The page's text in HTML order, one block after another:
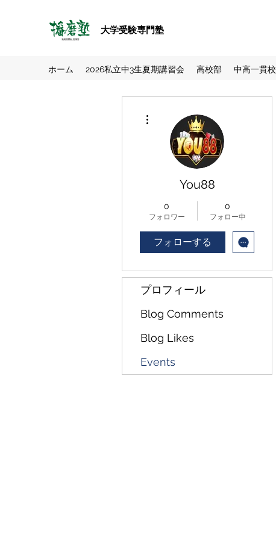
大学受験専門塾
ホーム 2026私立中3生夏期講習会 高校部 中高一貫校
You88
0
フォロワー
0
フォロー中
フォローする
プロフィール
Blog Comments
Blog Likes
Events